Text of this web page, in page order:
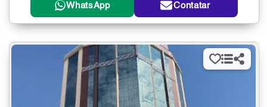
WhatsApp Contatar